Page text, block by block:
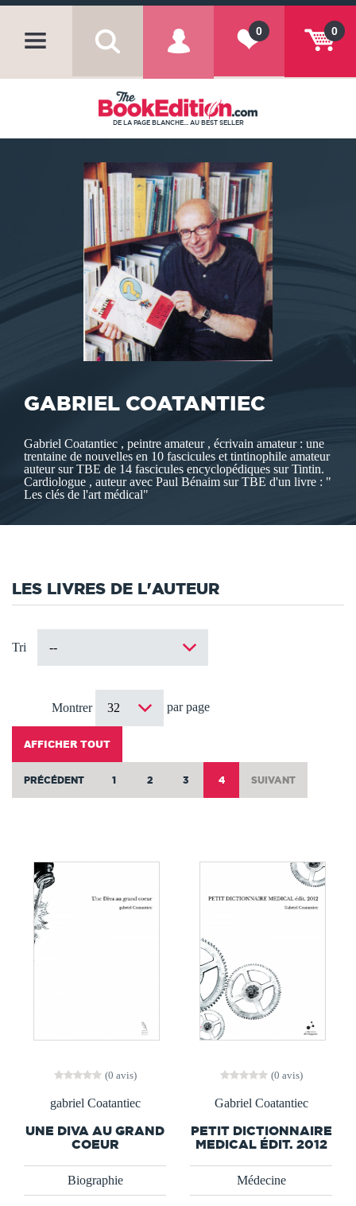
0
0
DE LA PAGE BLANCHE... AU BEST SELLER
GABRIEL COATANTIEC
Gabriel Coatantiec , peintre amateur , écrivain amateur : une
trentaine de nouvelles en 10 fascicules et tintinophile amateur
auteur sur TBE de 14 fascicules encyclopédiques sur Tintin.
Cardiologue , auteur avec Paul Bénaim sur TBE d'un livre : "
Les clés de l'art médical"
LES LIVRES DE L'AUTEUR
Tri
Montrer par page
AFFICHER TOUT
PRÉCÉDENT 1 2 3 4 SUIVANT
(0 avis)
gabriel Coatantiec
UNE DIVA AU GRAND
COEUR
Biographie
(0 avis)
Gabriel Coatantiec
PETIT DICTIONNAIRE
MEDICAL ÉDIT. 2012
Médecine